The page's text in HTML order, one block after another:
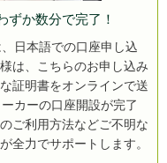
ずか数分で完了！
日本語での口座申し込
は、こちらのお申し込み
証明書をオンラインで送
カーの口座開設が完了
ご利用方法などご不明な
全力でサポートします。